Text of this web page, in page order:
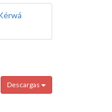
Descargas